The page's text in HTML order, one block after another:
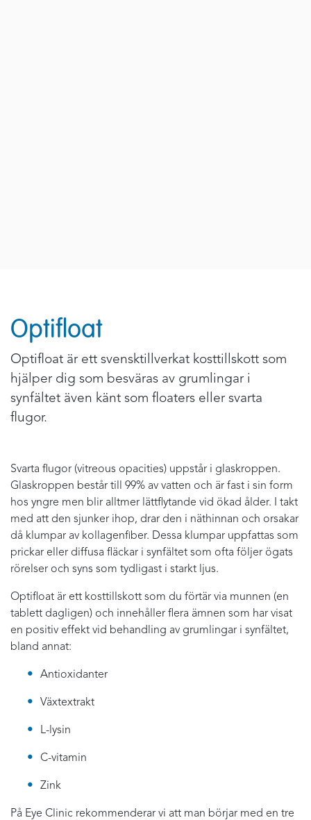
Optifloat
Optifloat är ett svensktillverkat kosttillskott som
hjälper dig som besväras av grumlingar i
synfältet även känt som floaters eller svarta
flugor.
Svarta flugor (vitreous opacities) uppstår i glaskroppen.
Glaskroppen består till 99% av vatten och är fast i sin form
hos yngre men blir alltmer lättflytande vid ökad ålder. I takt
med att den sjunker ihop, drar den i näthinnan och orsakar
då klumpar av kollagenfiber. Dessa klumpar uppfattas som
prickar eller diffusa fläckar i synfältet som ofta följer ögats
rörelser och syns som tydligast i starkt ljus.
Optifloat är ett kosttillskott som du förtär via munnen (en
tablett dagligen) och innehåller flera ämnen som har visat
en positiv effekt vid behandling av grumlingar i synfältet,
bland annat:
Antioxidanter
Växtextrakt
L-lysin
C-vitamin
Zink
På Eye Clinic rekommenderar vi att man börjar med en tre